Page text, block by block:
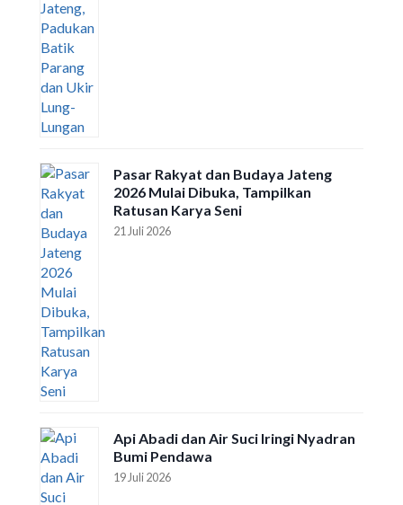
Pasar Rakyat dan Budaya Jateng
2026 Mulai Dibuka, Tampilkan
Ratusan Karya Seni
21 Juli 2026
Api Abadi dan Air Suci Iringi Nyadran
Bumi Pendawa
19 Juli 2026